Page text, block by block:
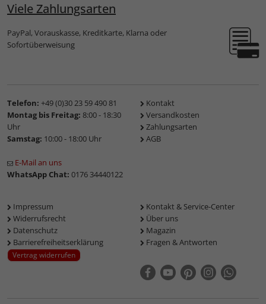
Viele Zahlungsarten
PayPal, Vorauskasse, Kreditkarte, Klarna oder
Sofortüberweisung
Telefon: +49 (0)30 23 59 490 81
Montag bis Freitag: 8:00 - 18:30
Uhr
Samstag: 10:00 - 18:00 Uhr
E-Mail an uns
WhatsApp Chat: 0176 34440122
Kontakt
Versandkosten
Zahlungsarten
AGB
Impressum
Widerrufsrecht
Datenschutz
Barrierefreiheitserklärung
Vertrag widerrufen
Kontakt & Service-Center
Über uns
Magazin
Fragen & Antworten